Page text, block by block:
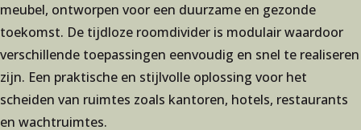
meubel, ontworpen voor een duurzame en gezonde
toekomst. De tijdloze roomdivider is modulair waardoor
verschillende toepassingen eenvoudig en snel te realiseren
zijn. Een praktische en stijlvolle oplossing voor het
scheiden van ruimtes zoals kantoren, hotels, restaurants
en wachtruimtes.